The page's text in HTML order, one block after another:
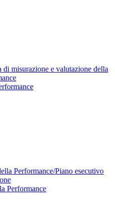
di misurazione e valutazione della
Performance/Piano esecutivo
Performance